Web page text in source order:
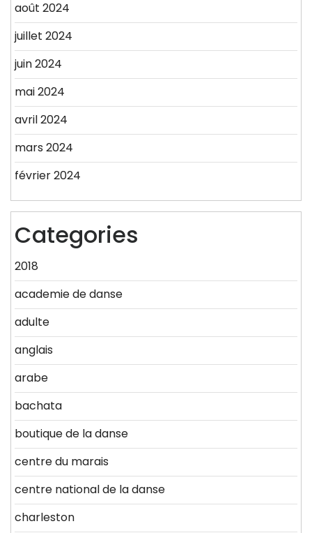
août 2024
juillet 2024
juin 2024
mai 2024
avril 2024
mars 2024
février 2024
Categories
2018
academie de danse
adulte
anglais
arabe
bachata
boutique de la danse
centre du marais
centre national de la danse
charleston